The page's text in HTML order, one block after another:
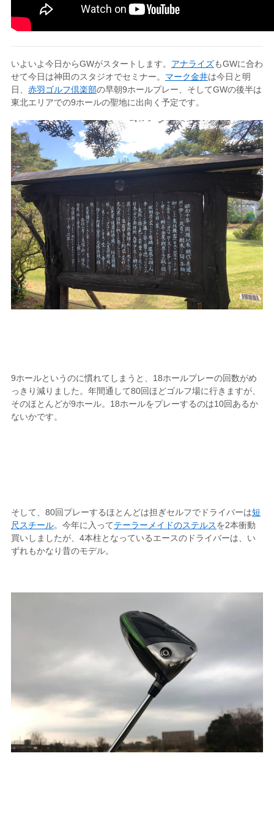
いよいよ今日からGWがスタートします。 アナライズもGWに合わ
せて今日は神田のスタジオでセミナー。 マーク金井は今日と明
日、 赤羽ゴルフ倶楽部の早朝9ホールプレー、そしてGWの後半は
東北エリアでの9ホールの聖地に出向く予定です。
9ホールというのに慣れてしまうと、18ホールプレーの回数がめ
っきり減りました。年間通して80回ほどゴルフ場に行きますが、
そのほとんどが9ホール。18ホールをプレーするのは10回あるか
ないかです。
そして、80回プレーするほとんどは担ぎセルフでドライバーは短
尺スチール。今年に入ってテーラーメイドのステルスを2本衝動
買いしましたが、4本柱となっているエースのドライバーは、い
ずれもかなり昔のモデル。